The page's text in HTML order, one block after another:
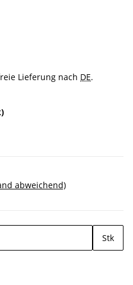
Lieferung nach DE.
abweichend)
Stk